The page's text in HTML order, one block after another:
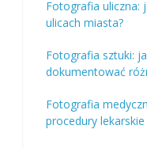
Fotografia uliczna:
ulicach miasta?
Fotografia sztuki:
dokumentować
Fotografia
procedury lekarskie